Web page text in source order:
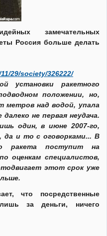
замечательных
Россия больше делать
29/society/326222/
установки ракетного
положении, но,
метров над водой, упала
не первая неудача.
один, в июне 2007-го,
да и то с оговорками... В
ракета поступит на
оценкам специалистов,
этот срок уже
что посредственные
за деньги, ничего